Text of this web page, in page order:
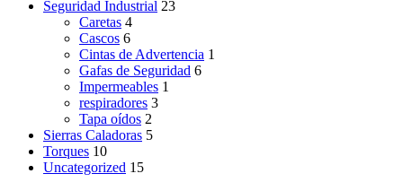
Seguridad Industrial 23
Caretas 4
Cascos 6
Cintas de Advertencia 1
Gafas de Seguridad 6
Impermeables 1
respiradores 3
Tapa oídos 2
Sierras Caladoras 5
Torques 10
Uncategorized 15